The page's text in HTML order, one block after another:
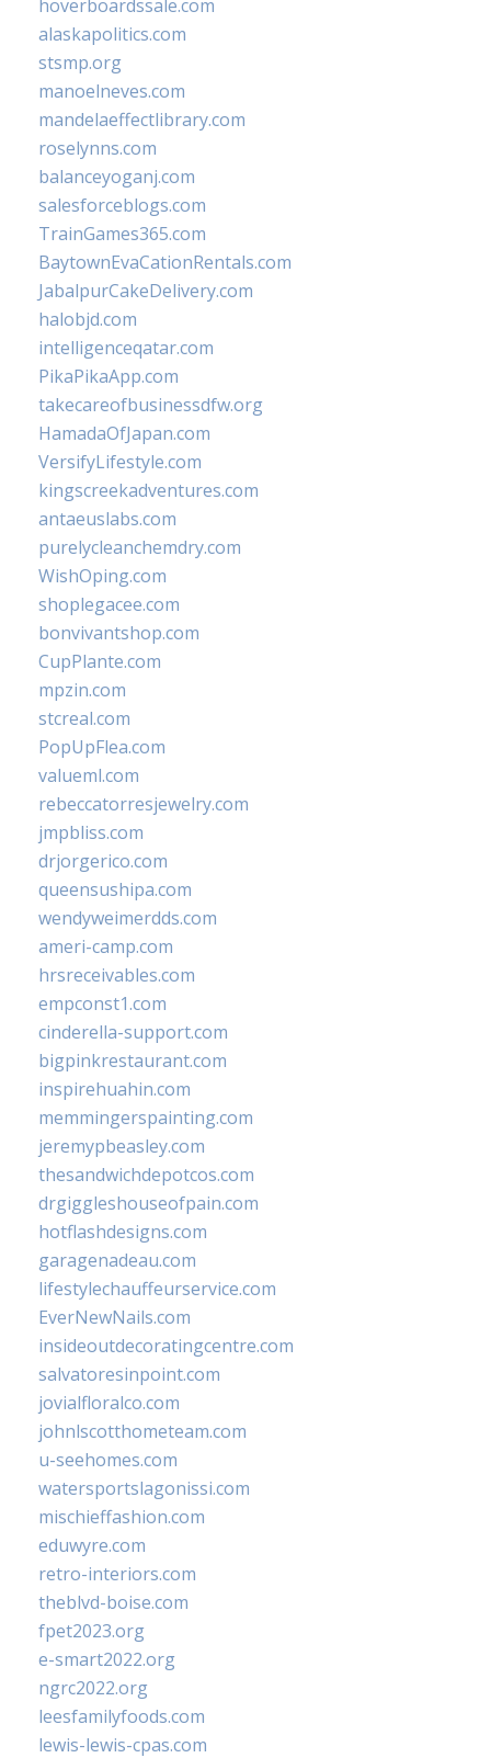
hoverboardssale.com
alaskapolitics.com
stsmp.org
manoelneves.com
mandelaeffectlibrary.com
roselynns.com
balanceyoganj.com
salesforceblogs.com
TrainGames365.com
BaytownEvaCationRentals.com
JabalpurCakeDelivery.com
halobjd.com
intelligenceqatar.com
PikaPikaApp.com
takecareofbusinessdfw.org
HamadaOfJapan.com
VersifyLifestyle.com
kingscreekadventures.com
antaeuslabs.com
purelycleanchemdry.com
WishOping.com
shoplegacee.com
bonvivantshop.com
CupPlante.com
mpzin.com
stcreal.com
PopUpFlea.com
valueml.com
rebeccatorresjewelry.com
jmpbliss.com
drjorgerico.com
queensushipa.com
wendyweimerdds.com
ameri-camp.com
hrsreceivables.com
empconst1.com
cinderella-support.com
bigpinkrestaurant.com
inspirehuahin.com
memmingerspainting.com
jeremypbeasley.com
thesandwichdepotcos.com
drgiggleshouseofpain.com
hotflashdesigns.com
garagenadeau.com
lifestylechauffeurservice.com
EverNewNails.com
insideoutdecoratingcentre.com
salvatoresinpoint.com
jovialfloralco.com
johnlscotthometeam.com
u-seehomes.com
watersportslagonissi.com
mischieffashion.com
eduwyre.com
retro-interiors.com
theblvd-boise.com
fpet2023.org
e-smart2022.org
ngrc2022.org
leesfamilyfoods.com
lewis-lewis-cpas.com